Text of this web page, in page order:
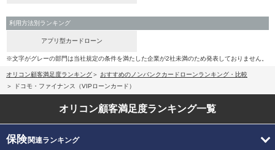
利用方法別ランキング
アプリ型カードローン
※文字がグレーの部門は当社規定の条件を満たした企業が2社未満のため発表しておりません。
オリコン顧客満足度ランキング
おすすめのノンバンクカードローンランキング・比較
ドコモ・ファイナンス（VIPローンカード）
オリコン顧客満足度ランキング一覧
保険関連ランキング